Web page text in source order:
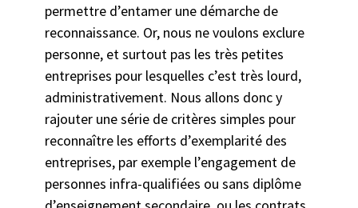
permettre d’entamer une démarche de
reconnaissance. Or, nous ne voulons exclure
personne, et surtout pas les très petites
entreprises pour lesquelles c’est très lourd,
administrativement. Nous allons donc y
rajouter une série de critères simples pour
reconnaître les efforts d’exemplarité des
entreprises, par exemple l’engagement de
personnes infra-qualifiées ou sans diplôme